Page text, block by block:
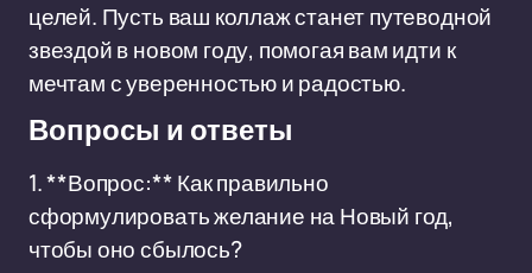
целей. Пусть ваш коллаж станет путеводной
звездой в новом году, помогая вам идти к
мечтам с уверенностью и радостью.
Вопросы и ответы
1. **Вопрос:** Как правильно
сформулировать желание на Новый год,
чтобы оно сбылось?